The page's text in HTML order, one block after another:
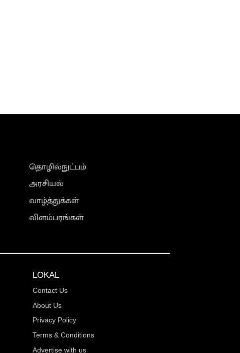
தொழில்நுட்பம்
அரசியல்
வாழ்த்துக்கள்
விளம்பரங்கள்
LOKAL
Contact Us
About Us
Privacy Policy
Terms & Conditions
Advertise with us